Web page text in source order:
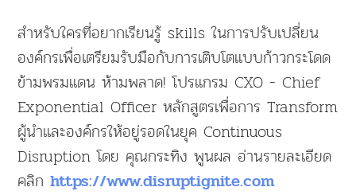
สำหรับใครที่อยากเรียนรู้ skills ในการปรับเปลี่ยน
องค์กรเพื่อเตรียมรับมือกับการเติบโตแบบก้าวกระโดด
ข้ามพรมแดน ห้ามพลาด! โปรแกรม CXO - Chief
Exponential Officer หลักสูตรเพื่อการ Transform
ผู้นำและองค์กรให้อยู่รอดในยุค Continuous
Disruption โดย คุณกระทิง พูนผล อ่านรายละเอียด
คลิกhttps://www.disruptignite.com